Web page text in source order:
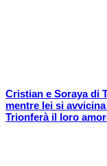
Cristian e Soraya di
mentre lei si
Trionferà il loro